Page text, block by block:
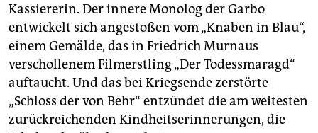
Kassiererin. Der innere Monolog der Garbo
entwickelt sich angestoßen vom „Knaben in Blau“,
einem Gemälde, das in Friedrich Murnaus
verschollenem Filmerstling „Der Todessmaragd“
auftaucht. Und das bei Kriegsende zerstörte
„Schloss der von Behr“ entzündet die am weitesten
zurückreichenden Kindheitserinnerungen, die